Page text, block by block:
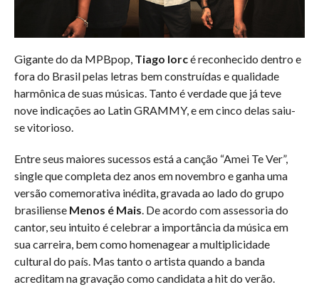
Gigante do da MPBpop, Tiago Iorcé reconhecido dentro e
fora do Brasil pelas letras bem construídas e qualidade
harmônica de suas músicas. Tanto é verdade que já teve
nove indicações ao Latin GRAMMY, e em cinco delas saiu-
se vitorioso.
Entre seus maiores sucessos está a canção “Amei Te Ver”,
single que completa dez anos em novembro e ganha uma
versão comemorativa inédita, gravada ao lado do grupo
brasiliense Menos é Mais. De acordo com assessoria do
cantor, seu intuito é celebrar a importância da música em
sua carreira, bem como homenagear a multiplicidade
cultural do país. Mas tanto o artista quando a banda
acreditam na gravação como candidata a hit do verão.